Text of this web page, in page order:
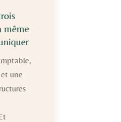
même
une